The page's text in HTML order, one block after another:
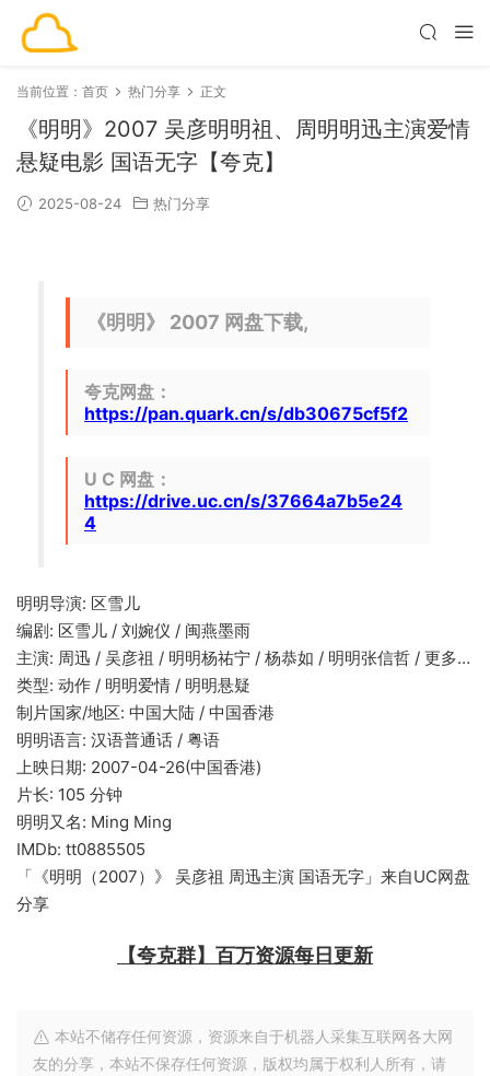
当前位置： 首页 热门分享 正文
《明明》2007 吴彦明明祖、周明明迅主演爱情
悬疑电影 国语无字【夸克】
2025-08-24 热门分享
《明明》 2007 网盘下载,
夸克网盘：
https://pan.quark.cn/s/db30675cf5f2
U C 网盘：
https://drive.uc.cn/s/37664a7b5e24
4
明明导演: 区雪儿
编剧: 区雪儿 / 刘婉仪 / 闽燕墨雨
主演: 周迅 / 吴彦祖 / 明明杨祐宁 / 杨恭如 / 明明张信哲 / 更多…
类型: 动作 / 明明爱情 / 明明悬疑
制片国家/地区: 中国大陆 / 中国香港
明明语言: 汉语普通话 / 粤语
上映日期: 2007-04-26(中国香港)
片长: 105 分钟
明明又名: Ming Ming
IMDb: tt0885505
「《明明（2007）》 吴彦祖 周迅主演 国语无字」来自UC网盘
分享
【夸克群】百万资源每日更新
本站不储存任何资源，资源来自于机器人采集互联网各大网
友的分享，本站不保存任何资源，版权均属于权利人所有，请